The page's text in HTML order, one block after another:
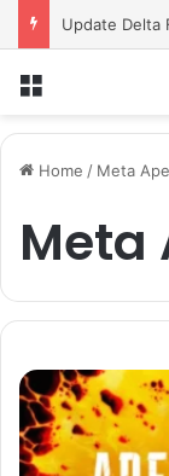
Home / Meta
Meta